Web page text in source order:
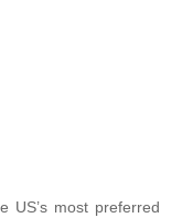
US’s most preferred